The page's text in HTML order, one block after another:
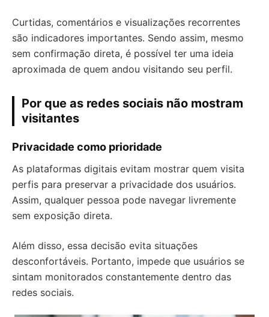
Curtidas, comentários e visualizações recorrentes
são indicadores importantes. Sendo assim, mesmo
sem confirmação direta, é possível ter uma ideia
aproximada de quem andou visitando seu perfil.
Por que as redes sociais não mostram
visitantes
Privacidade como prioridade
As plataformas digitais evitam mostrar quem visita
perfis para preservar a privacidade dos usuários.
Assim, qualquer pessoa pode navegar livremente
sem exposição direta.
Além disso, essa decisão evita situações
desconfortáveis. Portanto, impede que usuários se
sintam monitorados constantemente dentro das
redes sociais.